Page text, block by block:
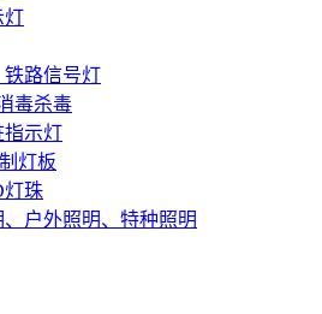
灯
路信号灯
毒杀毒
指示灯
灯板
灯珠
户外照明、特种照明